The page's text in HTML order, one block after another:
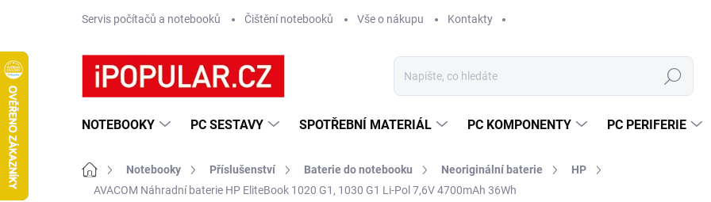
Servis počítačů a notebooků Čištění notebooků Vše o nákupu Kontakty
Hledat
NOTEBOOKY PC SESTAVY SPOTŘEBNÍ MATERIÁL PC KOMPONENTY PC PERIFERIE
Domů Notebooky Příslušenství Baterie do notebooku Neoriginální baterie
HP
AVACOM Náhradní baterie HP EliteBook 1020 G1, 1030 G1 Li-Pol 7,6V 4700mAh 36Wh